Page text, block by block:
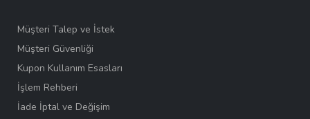
Müşteri Talep ve İstek
Müşteri Güvenliği
Kupon Kullanım Esasları
İşlem Rehberi
İade İptal ve Değişim